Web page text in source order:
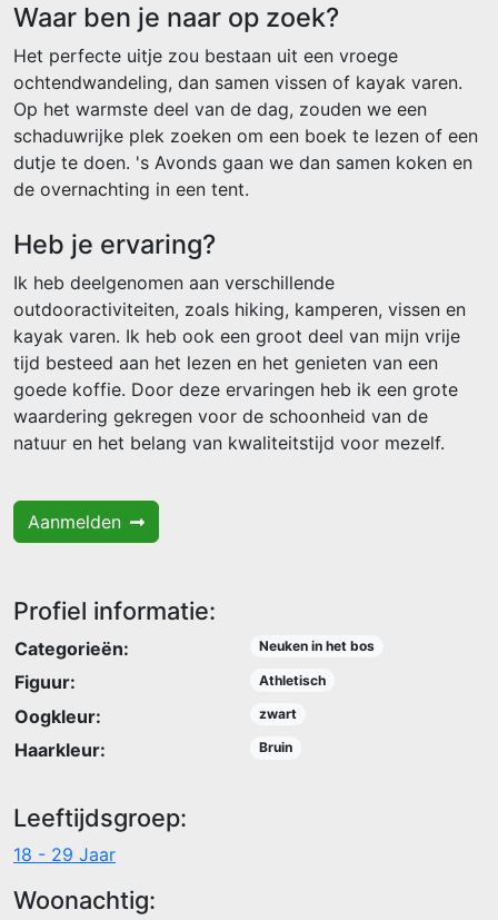
Waar ben je naar op zoek?
Het perfecte uitje zou bestaan uit een vroege
ochtendwandeling, dan samen vissen of kayak varen.
Op het warmste deel van de dag, zouden we een
schaduwrijke plek zoeken om een boek te lezen of een
dutje te doen. 's Avonds gaan we dan samen koken en
de overnachting in een tent.
Heb je ervaring?
Ik heb deelgenomen aan verschillende
outdooractiviteiten, zoals hiking, kamperen, vissen en
kayak varen. Ik heb ook een groot deel van mijn vrije
tijd besteed aan het lezen en het genieten van een
goede koffie. Door deze ervaringen heb ik een grote
waardering gekregen voor de schoonheid van de
natuur en het belang van kwaliteitstijd voor mezelf.
Aanmelden
Profiel informatie:
Categorieën: Neuken in het bos
Figuur: Athletisch
Oogkleur: zwart
Haarkleur: Bruin
Leeftijdsgroep:
18 - 29 Jaar
Woonachtig: